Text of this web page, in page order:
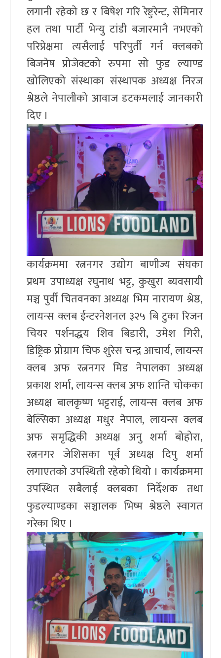
लगानी रहेको छ र बिषेश गरि रेष्टुरेन्ट, सेमिनार
हल तथा पार्टी भेन्यु टांडी बजारमानै नभएको
परिप्रेक्षमा त्यसैलाई परिपुर्ती गर्न क्लबको
बिजनेष प्रोजेक्टको रुपमा सो फुड ल्याण्ड
खोलिएको संस्थाका संस्थापक अध्यक्ष निरज
श्रेष्ठले नेपालीको आवाज डटकमलाई जानकारी
दिए ।
कार्यक्रममा रत्ननगर उद्योग बाणीज्य संघका
प्रथम उपाध्यक्ष रघुनाथ भट्ट, कुखुरा ब्यवसायी
मञ्च पुर्वी चितवनका अध्यक्ष भिम नारायण श्रेष्ठ,
लायन्स क्लब ईन्टरनेशनल ३२५ बि टुका रिजन
चियर पर्शनद्धय शिव बिडारी, उमेश गिरी,
डिष्ट्रिक प्रोग्राम चिफ शुरेस चन्द्र आचार्य, लायन्स
क्लब अफ रत्ननगर मिड नेपालका अध्यक्ष
प्रकाश शर्मा, लायन्स क्लब अफ शान्ति चोकका
अध्यक्ष बालकृष्ण भट्टराई, लायन्स क्लब अफ
बेल्सिका अध्यक्ष मधुर नेपाल, लायन्स क्लब
अफ समृद्धिकी अध्यक्ष अनु शर्मा बोहोरा,
रत्ननगर जेशिसका पूर्व अध्यक्ष दिपु शर्मा
लगाएतको उपस्थिती रहेको थियो । कार्यक्रममा
उपस्थित सबैलाई क्लबका निर्देशक तथा
फुडल्याण्डका सञ्चालक भिष्म श्रेष्ठले स्वागत
गरेका थिए ।